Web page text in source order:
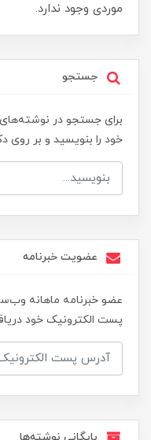
موردی وجود ندارد.
جستجو
برای جستجو در
خود را بنویسید و بر روی
عضویت خبرنامه
عضو خبرنامه ماهانه
پست الکترونیک خود